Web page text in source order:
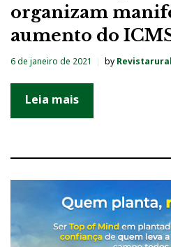
organizam
aumento do
6 de janeiro de 2021 by Revistarural
Leia mais